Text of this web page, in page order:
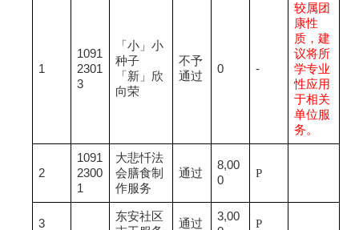
1
1091
2301
3
「小」小
种子
「新」欣
向荣
不予
通过
0 -
较属团
康性
质，建
议将所
学专业
性应用
于相关
单位服
务。
2
1091
2300
1
大悲忏法
会膳食制
作服务
通过
8,00
0
P
3
东安社区
通过
3,00
P